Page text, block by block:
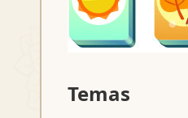
Temas